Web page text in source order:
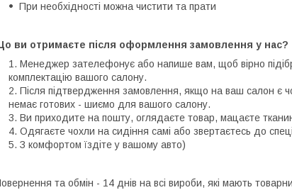
При необхідності можна чистити та прати
ви отримаєте після оформлення замовлення у нас?
Менеджер зателефонує або напише вам, щоб вірно
комплектацію вашого салону.
Після підтвердження замовлення, якщо на ваш салон є
немає готових - шиємо для вашого салону.
Ви приходите на пошту, оглядаєте товар, мацаєте
Одягаєте чохли на сидіння самі або звертаєтесь до
З комфортом їздіте у вашому авто)
та обмін - 14 днів на всі вироби, які мають